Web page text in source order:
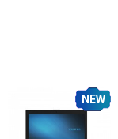
NEW